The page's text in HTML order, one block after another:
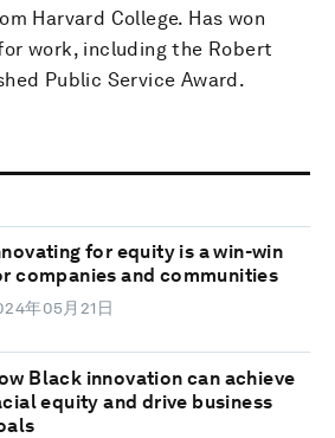
Harvard College. Has won
work, including the Robert
Public Service Award.
for equity is a win-win
companies and communities
年05月21日
Black innovation can achieve
equity and drive business